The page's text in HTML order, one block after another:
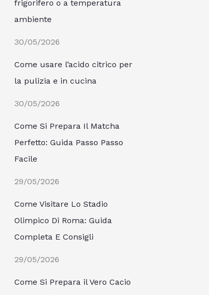
frigorifero o a temperatura
ambiente
30/05/2026
Come usare l’acido citrico per
la pulizia e in cucina
30/05/2026
Come Si Prepara Il Matcha
Perfetto: Guida Passo Passo
Facile
29/05/2026
Come Visitare Lo Stadio
Olimpico Di Roma: Guida
Completa E Consigli
29/05/2026
Come Si Prepara il Vero Cacio